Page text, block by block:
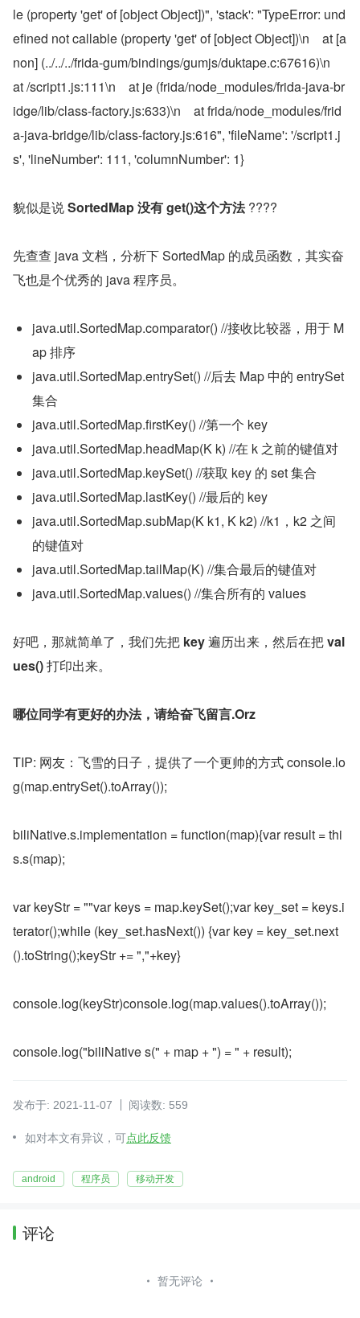
le (property 'get' of [object Object])", 'stack': "TypeError: und
efined not callable (property 'get' of [object Object])\n    at [a
non] (../../../frida-gum/bindings/gumjs/duktape.c:67616)\n
at /script1.js:111\n    at je (frida/node_modules/frida-java-br
idge/lib/class-factory.js:633)\n    at frida/node_modules/frid
a-java-bridge/lib/class-factory.js:616", 'fileName': '/script1.j
s', 'lineNumber': 111, 'columnNumber': 1}
貌似是说 SortedMap 没有 get()这个方法 ????
先查查 java 文档，分析下 SortedMap 的成员函数，其实奋
飞也是个优秀的 java 程序员。
java.util.SortedMap.comparator() //接收比较器，用于 M
ap 排序
java.util.SortedMap.entrySet() //后去 Map 中的 entrySet
集合
java.util.SortedMap.firstKey() //第一个 key
java.util.SortedMap.headMap(K k) //在 k 之前的键值对
java.util.SortedMap.keySet() //获取 key 的 set 集合
java.util.SortedMap.lastKey() //最后的 key
java.util.SortedMap.subMap(K k1, K k2) //k1，k2 之间
的键值对
java.util.SortedMap.tailMap(K) //集合最后的键值对
java.util.SortedMap.values() //集合所有的 values
好吧，那就简单了，我们先把 key 遍历出来，然后在把 val
ues() 打印出来。
哪位同学有更好的办法，请给奋飞留言.Orz
TIP: 网友：飞雪的日子，提供了一个更帅的方式 console.lo
g(map.entrySet().toArray());
biliNative.s.implementation = function(map){var result = thi
s.s(map);
var keyStr = ""var keys = map.keySet();var key_set = keys.i
terator();while (key_set.hasNext()) {var key = key_set.next
().toString();keyStr += ","+key}
console.log(keyStr)console.log(map.values().toArray());
console.log("biliNative s(" + map + ") = " + result);
发布于: 2021-11-07 阅读数: 559
如对本文有异议，可点此反馈
android 程序员 移动开发
评论
暂无评论